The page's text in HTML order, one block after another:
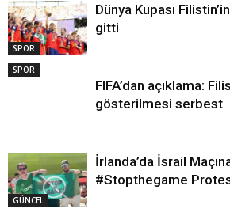
SPOR
Dünya Kupası
gitti
SPOR
FIFA’dan açıklama:
gösterilmesi serbest
GÜNCEL
İrlanda’da İsrail
#Stopthegame